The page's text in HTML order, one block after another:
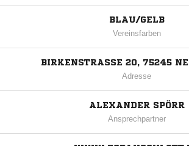
BLAU/GELB
Vereinsfarben
BIRKENSTRASSE 20, 75245
Adresse
ALEXANDER SPÖRR
Ansprechpartner